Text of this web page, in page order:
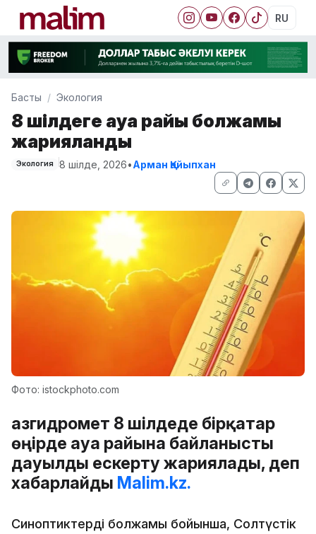
RU
Басты Экология
8 шілдеге ауа райы болжамы
жарияланды
Экология 8 шілде, 2026•Арман Қайыпхан
Фото: istockphoto.com
Қазгидромет 8 шілдеде бірқатар
өңірде ауа райына байланысты
дауылды ескерту жариялады, деп
хабарлайды Malim.kz.
Синоптиктердің болжамы бойынша, Солтүстік